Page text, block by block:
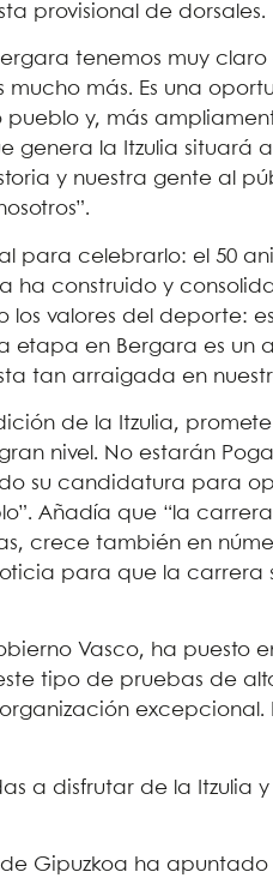
provisional de dorsales.
tenemos muy claro
mucho más. Es una
y, más
genera la Itzulia situará
y nuestra gente al
para celebrarlo: el 50
ha construido y
valores del deporte:
etapa en Bergara es un
tan arraigada en
de la Itzulia,
nivel. No estarán
su candidatura para
Añadía que “la
crece también en
para que la carrera
Vasco, ha puesto
tipo de pruebas de
excepcional.
a disfrutar de la Itzulia y
Gipuzkoa ha apuntado